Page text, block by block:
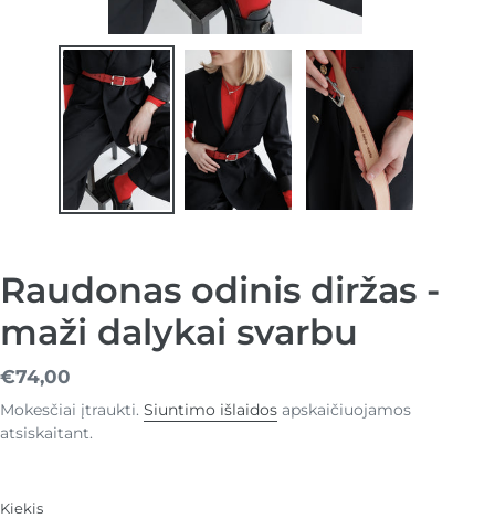
Raudonas odinis diržas -
maži dalykai svarbu
Įprasta
kaina
€74,00
Mokesčiai įtraukti. Siuntimo išlaidos apskaičiuojamos
atsiskaitant.
Kiekis